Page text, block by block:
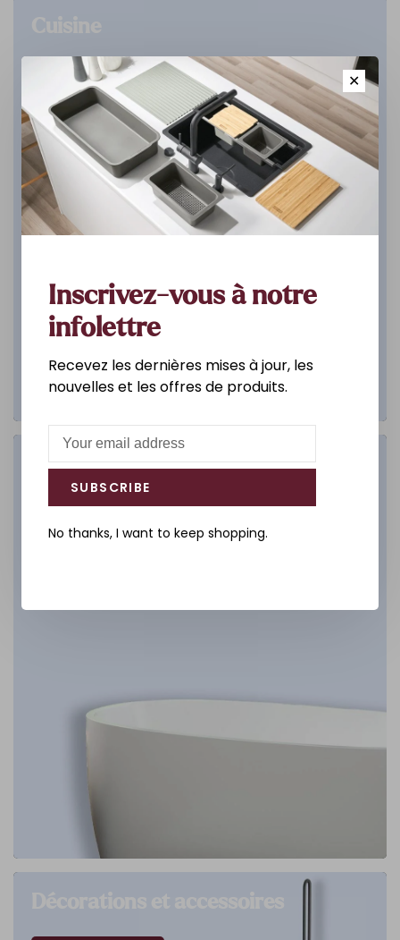
DÉCOUVREZ
Salle de bain
✕
Inscrivez-vous à notre
infolettre
Recevez les dernières mises à jour, les
nouvelles et les offres de produits.
SUBSCRIBE
No thanks, I want to keep shopping.